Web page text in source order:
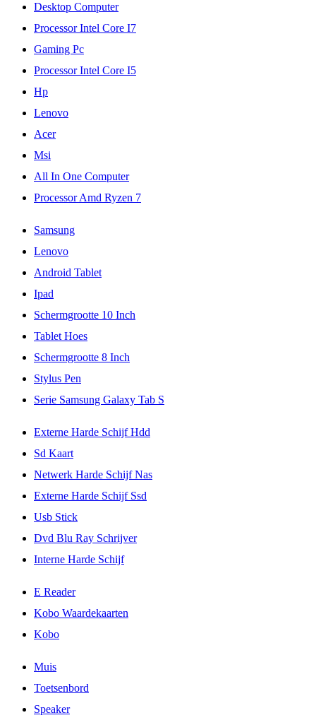
Desktop Computer
Processor Intel Core I7
Gaming Pc
Processor Intel Core I5
Hp
Lenovo
Acer
Msi
All In One Computer
Processor Amd Ryzen 7
Samsung
Lenovo
Android Tablet
Ipad
Schermgrootte 10 Inch
Tablet Hoes
Schermgrootte 8 Inch
Stylus Pen
Serie Samsung Galaxy Tab S
Externe Harde Schijf Hdd
Sd Kaart
Netwerk Harde Schijf Nas
Externe Harde Schijf Ssd
Usb Stick
Dvd Blu Ray Schrijver
Interne Harde Schijf
E Reader
Kobo Waardekaarten
Kobo
Muis
Toetsenbord
Speaker